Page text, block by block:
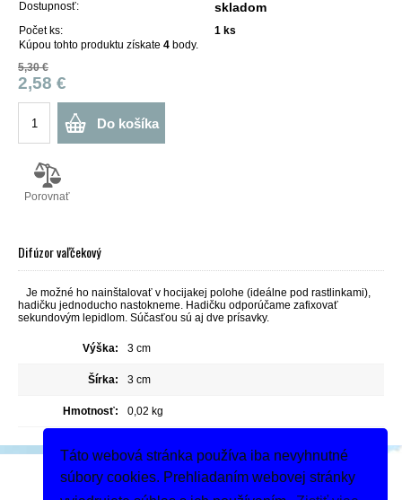
Táto webová stránka používa iba nevyhnutné
súbory cookies. Prehliadaním webovej stránky
Dostupnosť: skladom
Počet ks: 1 ks
Kúpou tohto produktu získate 4 body.
5,30 €
2,58 €
Do košíka
Porovnať
Difúzor vaľčekový
Je možné ho nainštalovať v hocijakej polohe (ideálne pod rastlinkami),
hadičku jednoducho nastokneme. Hadičku odporúčame zafixovať
sekundovým lepidlom. Súčasťou sú aj dve prísavky.
Výška: 3 cm
Šírka: 3 cm
Hmotnosť: 0,02 kg
Podeľte sa